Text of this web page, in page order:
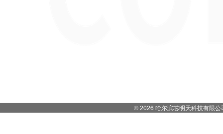
© 2026 哈尔滨芯明天科技有限